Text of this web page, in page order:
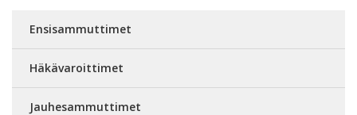
Ensisammuttimet
Häkävaroittimet
Jauhesammuttimet